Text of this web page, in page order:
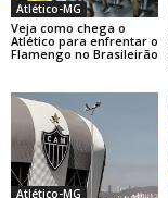
Atlético-MG
Veja como chega o
Atlético para enfrentar o
Flamengo no Brasileirão
Atlético-MG